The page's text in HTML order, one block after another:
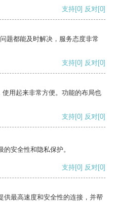
支持[0] 反对[0]
题都能及时解决，服务态度非常
支持[0] 反对[0]
用起来非常方便。功能的布局也
支持[0] 反对[0]
安全性和隐私保护。
支持[0] 反对[0]
供最高速度和安全性的连接，并帮